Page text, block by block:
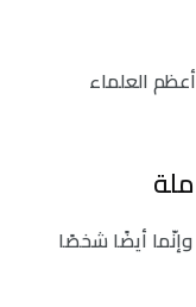
العلماء
وإنّما أيضًا شخصًا